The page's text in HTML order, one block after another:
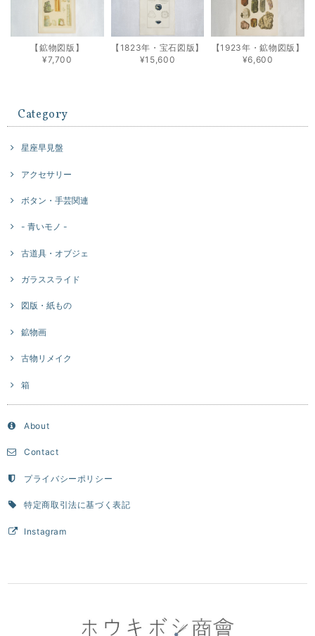
【鉱物図版】
¥7,700
【1823年・宝石図版】
¥15,600
【1923年・鉱物図版】
¥6,600
Category
星座早見盤
アクセサリー
ボタン・手芸関連
- 青いモノ -
古道具・オブジェ
ガラススライド
図版・紙もの
鉱物画
古物リメイク
箱
About
Contact
プライバシーポリシー
特定商取引法に基づく表記
Instagram